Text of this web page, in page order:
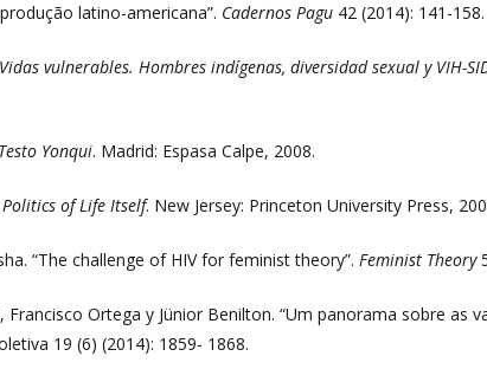
latino-americana”. Cadernos Pagu 42 (2014): 141-158.
Vidas vulnerables. Hombres indígenas, diversidad sexual y VIH-
Testo Yonqui. Madrid: Espasa Calpe, 2008.
Politics of Life Itself. New Jersey: Princeton University Press,
“The challenge of HIV for feminist theory”.Feminist Theory
Francisco Ortega y Jünior Benilton. “Um panorama sobre
19 (6) (2014): 1859- 1868.